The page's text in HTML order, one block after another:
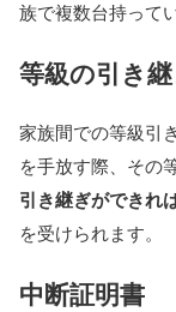
族で複数台持って
等級の引き
家族間での等級引
を手放す際、その
引き継ぎができれ
を受けられます。
中断証明書